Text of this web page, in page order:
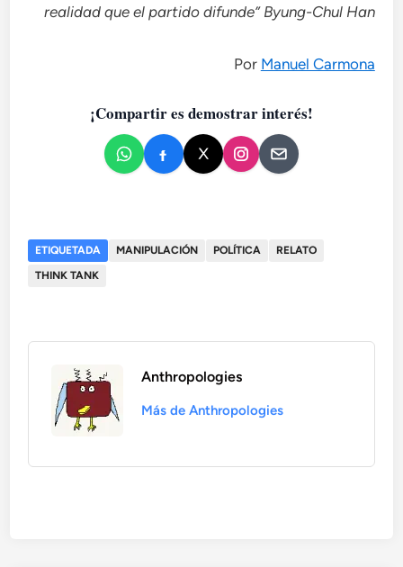
realidad que el partido difunde” Byung-Chul Han
Por Manuel Carmona
¡Compartir es demostrar interés!
ETIQUETADA MANIPULACIÓN POLÍTICA
RELATO
THINK TANK
Anthropologies
Más de Anthropologies